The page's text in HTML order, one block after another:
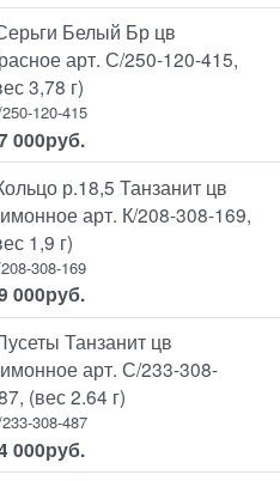
Белый Бр цв
арт. С/250-120-415,
3,78 г)
120-415
000руб.
р.18,5 Танзанит цв
арт. К/208-308-169,
1,9 г)
308-169
000руб.
Танзанит цв
арт. С/233-308-
(вес 2.64 г)
308-487
000руб.